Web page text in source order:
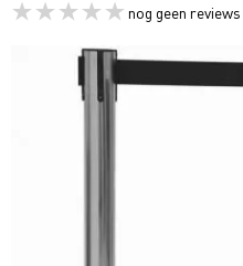
nog geen reviews